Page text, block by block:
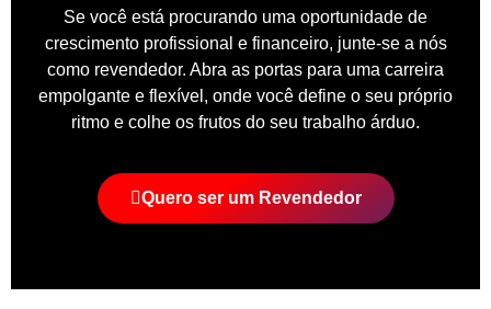
Se você está procurando uma oportunidade de
crescimento profissional e financeiro, junte-se a nós
como revendedor. Abra as portas para uma carreira
empolgante e flexível, onde você define o seu próprio
ritmo e colhe os frutos do seu trabalho árduo.
Quero ser um Revendedor